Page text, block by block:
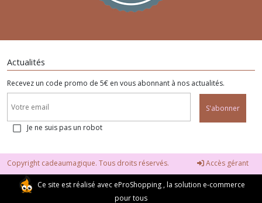
Actualités
Recevez un code promo de 5€ en vous abonnant à nos actualités.
S'abonner
Je ne suis pas un robot
Copyright cadeaumagique. Tous droits réservés. Accès gérant
Ce site est réalisé avec eProShopping , la solution e-commerce
pour tous